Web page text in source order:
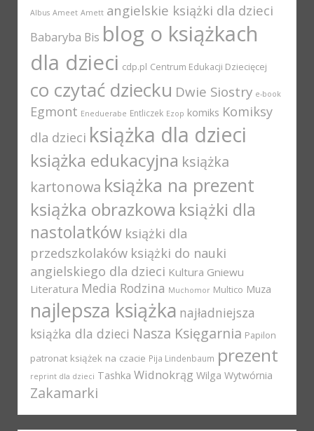
Albus Ameet Amett angielskie książki dla dzieci
Babaryba Bis blog o książkach
dla dzieci cdp.pl Centrum Edukacji Dziecięcej
co czytać dziecku Dwie Siostry e-book
Egmont Eneduerabe Entliczek Ezop komiks Komiksy
dla dzieci książka dla dzieci
książka edukacyjna książka
kartonowa książka na prezent
książka obrazkowa książki dla
nastolatków książki dla
przedszkolaków książki do nauki
angielskiego dla dzieci Kultura Gniewu
Literatura Media Rodzina Muchomor Multico Muza
najlepsza książka najładniejsza
książka dla dzieci Nasza Księgarnia Papilon
patronat książek na czacie Pija Lindenbaum prezent
reprint dla dzieci Tashka Widnokrąg Wilga Wytwórnia
Zakamarki